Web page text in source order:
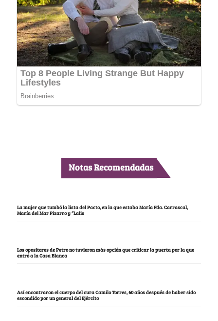
Notas Recomendadas
La mujer que tumbó la lista del Pacto, en la que estaba María Fda. Carrascal,
María del Mar Pizarro y “Lalis
Los opositores de Petro no tuvieron más opción que criticar la puerta por la que
entró a la Casa Blanca
Así encontraron el cuerpo del cura Camilo Torres, 60 años después de haber sido
escondido por un general del Ejército